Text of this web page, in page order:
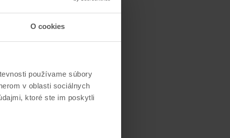
O cookies
používame súbory
v oblasti sociálnych
ktoré ste im poskytli